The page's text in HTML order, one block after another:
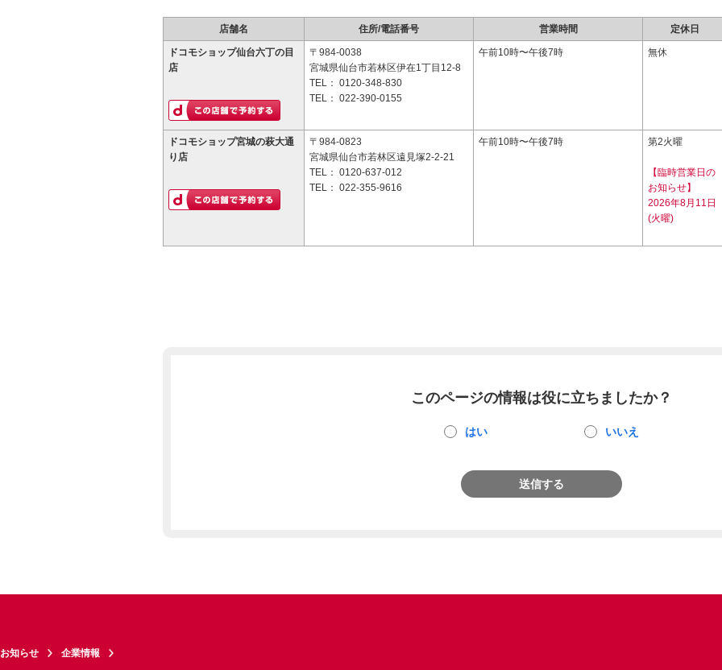
店舗名 住所/電話番号 営業時間 定休日
ドコモショップ仙台六丁の目
店
〒984-0038
宮城県仙台市若林区伊在1丁目12-8
TEL： 0120-348-830
TEL： 022-390-0155
午前10時〜午後7時 無休
ドコモショップ宮城の萩大通
り店
〒984-0823
宮城県仙台市若林区遠見塚2-2-21
TEL： 0120-637-012
TEL： 022-355-9616
午前10時〜午後7時 第2火曜
【臨時営業日の
お知らせ】
2026年8月11日
(火曜)
このページの情報は役に立ちましたか？
はい いいえ
送信する
お知らせ 企業情報